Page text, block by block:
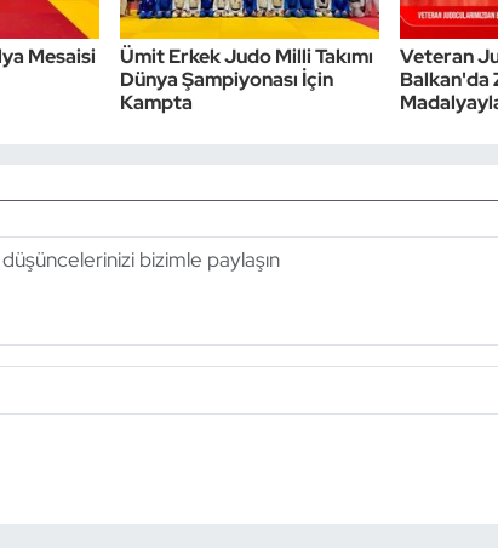
Mesaisi
Ümit Erkek Judo Milli Takımı
Dünya Şampiyonası İçin
Kampta
Veteran
Balkan'da